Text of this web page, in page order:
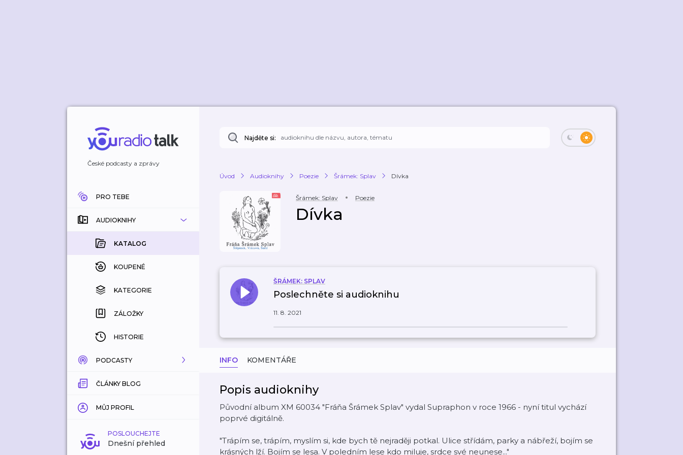
České podcasty a zprávy
PRO TEBE
AUDIOKNIHY
KATALOG
KOUPENÉ
KATEGORIE
ZÁLOŽKY
HISTORIE
PODCASTY
KATALOG
KATEGORIE
ZÁLOŽKY
ČLÁNKY BLOG
MŮJ PROFIL
POSLOUCHEJTE
Dnešní přehled
Najděte si:
Úvod Audioknihy Poezie Šrámek: Splav Dívka
Šrámek: Splav Poezie
Dívka
ŠRÁMEK: SPLAV
Poslechněte si audioknihu
11. 8. 2021
INFO KOMENTÁŘE
Popis audioknihy
Původní album XM 60034 "Fráňa Šrámek Splav" vydal Supraphon v roce 1966 - nyní titul vychází
poprvé digitálně.
"Trápím se, trápím, myslím si, kde bych tě nejraději potkal. Ulice střídám, parky a nábřeží, bojím se
krásných lží. Bojím se lesa. V poledním lese kdo miluje, srdce své neunese..."